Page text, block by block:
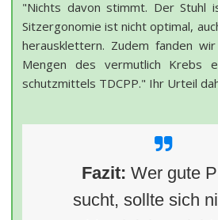
"Nichts davon stimmt. Der Stuhl
Sitzergonomie ist nicht optimal,
heraus­klettern. Zudem fanden
Mengen des vermutlich Krebs
schutz­mittels TDCPP." Ihr Urteil
Fazit: Wer gute
sucht, sollte sich